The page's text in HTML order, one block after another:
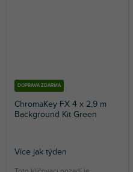
DOPRAVA ZDARMA
ChromaKey FX 4 x 2,9 m
Background Kit Green
Více jak týden